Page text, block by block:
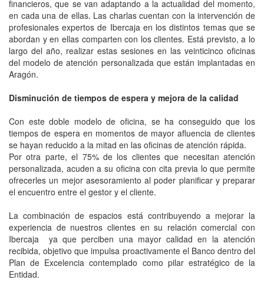
financieros, que se van adaptando a la actualidad del momento,
en cada una de ellas. Las charlas cuentan con la intervención de
profesionales expertos de Ibercaja en los distintos temas que se
abordan y en ellas comparten con los clientes. Está previsto, a lo
largo del año, realizar estas sesiones en las veinticinco oficinas
del modelo de atención personalizada que están implantadas en
Aragón.
Disminución de tiempos de espera y mejora de la calidad
Con este doble modelo de oficina, se ha conseguido que los
tiempos de espera en momentos de mayor afluencia de clientes
se hayan reducido a la mitad en las oficinas de atención rápida.
Por otra parte, el 75% de los clientes que necesitan atención
personalizada, acuden a su oficina con cita previa lo que permite
ofrecerles un mejor asesoramiento al poder planificar y preparar
el encuentro entre el gestor y el cliente.
La combinación de espacios está contribuyendo a mejorar la
experiencia de nuestros clientes en su relación comercial con
Ibercaja ya que perciben una mayor calidad en la atención
recibida, objetivo que impulsa proactivamente el Banco dentro del
Plan de Excelencia contemplado como pilar estratégico de la
Entidad.